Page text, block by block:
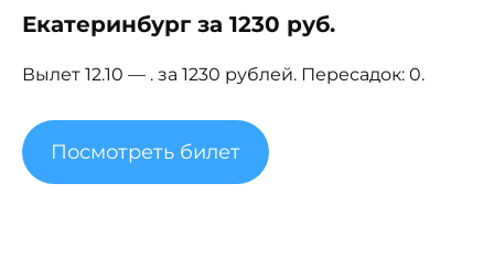
Екатеринбург за 1230 руб.
Вылет 12.10 — . за 1230 рублей. Пересадок: 0.
Посмотреть билет